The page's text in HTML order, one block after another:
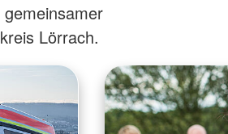
Lörrach.